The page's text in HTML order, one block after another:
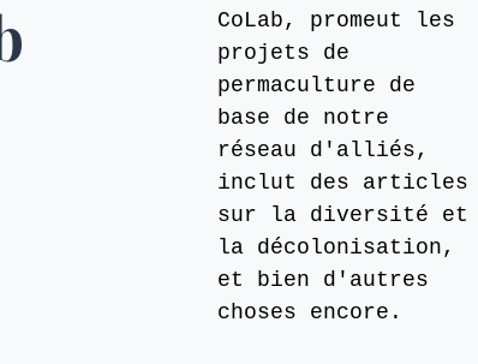
CoLab, promeut les
projets de
permaculture de
base de notre
réseau d'alliés,
inclut des articles
sur la diversité et
la décolonisation,
et bien d'autres
choses encore.